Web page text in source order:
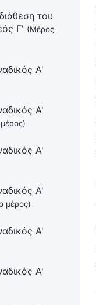
του
Γ' (Μέρος
Α'
Α'
Α'
Α'
μέρος)
Α'
Α'